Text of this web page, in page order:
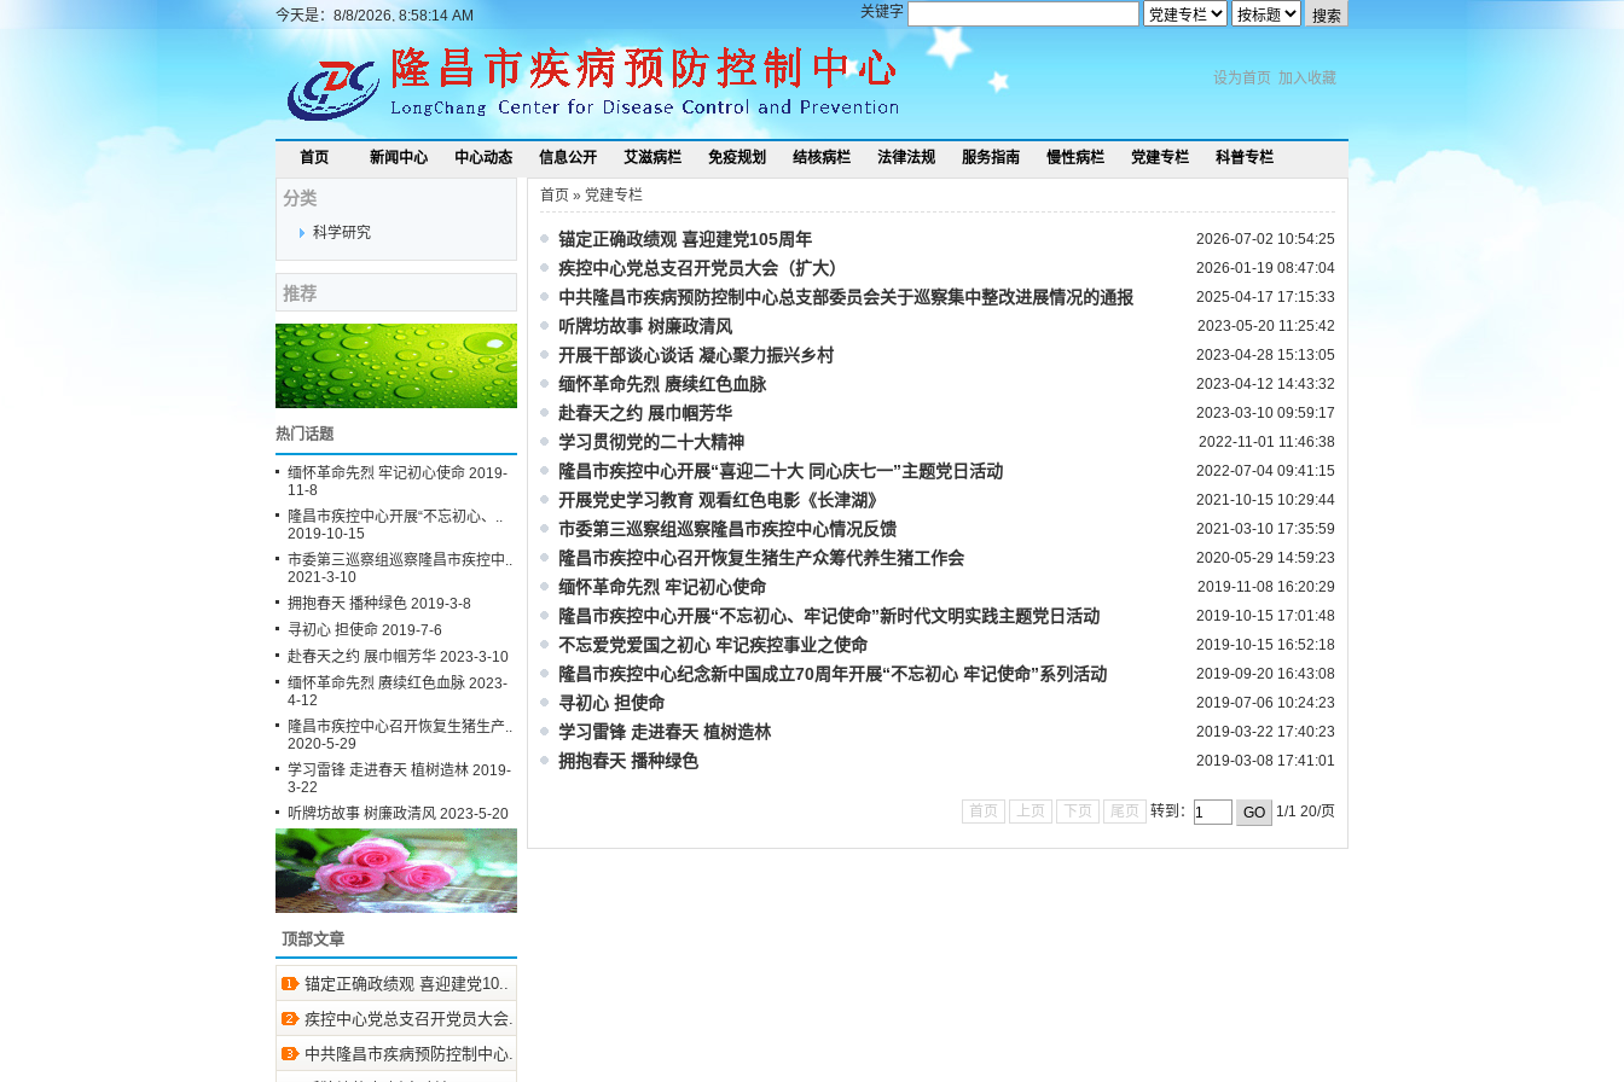
今天是：8/8/2026, 8:58:14 AM 关键字
设为首页 加入收藏
首页 新闻中心 中心动态 信息公开 艾滋病栏 免疫规划 结核病栏 法律法规 服务指南 慢性病栏 党建专栏 科普专栏
分类
科学研究
推荐
热门话题
缅怀革命先烈 牢记初心使命 2019-
11-8
隆昌市疾控中心开展“不忘初心、..
2019-10-15
市委第三巡察组巡察隆昌市疾控中..
2021-3-10
拥抱春天 播种绿色 2019-3-8
寻初心 担使命 2019-7-6
赴春天之约 展巾帼芳华 2023-3-10
缅怀革命先烈 赓续红色血脉 2023-
4-12
隆昌市疾控中心召开恢复生猪生产..
2020-5-29
学习雷锋 走进春天 植树造林 2019-
3-22
听牌坊故事 树廉政清风 2023-5-20
顶部文章
锚定正确政绩观 喜迎建党10.. 2026-7-2
疾控中心党总支召开党员大会.. 2026-1-19
中共隆昌市疾病预防控制中心.. 2025-4-17
首页 » 党建专栏
2026-07-02 10:54:25
锚定正确政绩观 喜迎建党105周年
2026-01-19 08:47:04
疾控中心党总支召开党员大会（扩大）
2025-04-17 17:15:33
中共隆昌市疾病预防控制中心总支部委员会关于巡察集中整改进展情况的通报
2023-05-20 11:25:42
听牌坊故事 树廉政清风
2023-04-28 15:13:05
开展干部谈心谈话 凝心聚力振兴乡村
2023-04-12 14:43:32
缅怀革命先烈 赓续红色血脉
2023-03-10 09:59:17
赴春天之约 展巾帼芳华
2022-11-01 11:46:38
学习贯彻党的二十大精神
2022-07-04 09:41:15
隆昌市疾控中心开展“喜迎二十大 同心庆七一”主题党日活动
2021-10-15 10:29:44
开展党史学习教育 观看红色电影《长津湖》
2021-03-10 17:35:59
市委第三巡察组巡察隆昌市疾控中心情况反馈
2020-05-29 14:59:23
隆昌市疾控中心召开恢复生猪生产众筹代养生猪工作会
2019-11-08 16:20:29
缅怀革命先烈 牢记初心使命
2019-10-15 17:01:48
隆昌市疾控中心开展“不忘初心、牢记使命”新时代文明实践主题党日活动
2019-10-15 16:52:18
不忘爱党爱国之初心 牢记疾控事业之使命
2019-09-20 16:43:08
隆昌市疾控中心纪念新中国成立70周年开展“不忘初心 牢记使命”系列活动
2019-07-06 10:24:23
寻初心 担使命
2019-03-22 17:40:23
学习雷锋 走进春天 植树造林
2019-03-08 17:41:01
拥抱春天 播种绿色
首页 上页 下页 尾页 转到： 1/1 20/页